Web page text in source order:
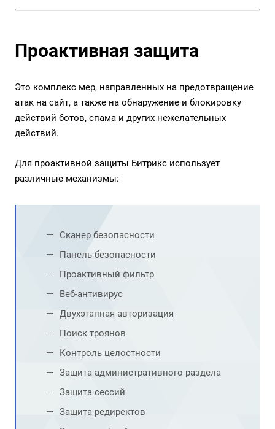
Проактивная защита
Это комплекс мер, направленных на предотвращение
атак на сайт, а также на обнаружение и блокировку
действий ботов, спама и других нежелательных
действий.
Для проактивной защиты Битрикс использует
различные механизмы:
Сканер безопасности
Панель безопасности
Проактивный фильтр
Веб-антивирус
Двухэтапная авторизация
Поиск троянов
Контроль целостности
Защита административного раздела
Защита сессий
Защита редиректов